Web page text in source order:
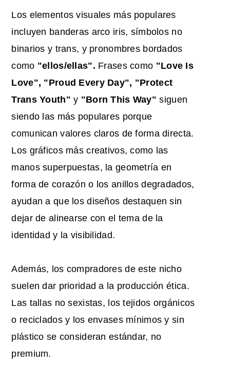
Los elementos visuales más populares
incluyen banderas arco iris, símbolos no
binarios y trans, y pronombres bordados
como "ellos/ellas". Frases como "Love Is
Love", "Proud Every Day", "Protect
Trans Youth" y "Born This Way" siguen
siendo las más populares porque
comunican valores claros de forma directa.
Los gráficos más creativos, como las
manos superpuestas, la geometría en
forma de corazón o los anillos degradados,
ayudan a que los diseños destaquen sin
dejar de alinearse con el tema de la
identidad y la visibilidad.
Además, los compradores de este nicho
suelen dar prioridad a la producción ética.
Las tallas no sexistas, los tejidos orgánicos
o reciclados y los envases mínimos y sin
plástico se consideran estándar, no
premium.